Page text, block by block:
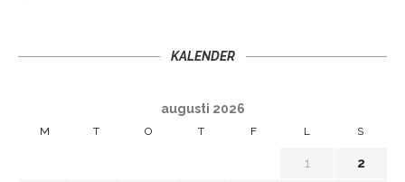
KALENDER
augusti 2026
M T O T F L S
1
2